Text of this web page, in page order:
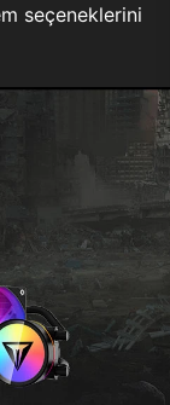
seçeneklerini